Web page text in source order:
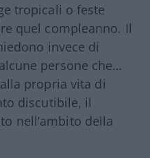
tropicali o feste
quel compleanno. Il
invece di
persone che…
propria vita di
discutibile, il
nell’ambito della